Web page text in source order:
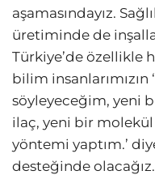
aşamasındayız.
üretiminde de
Türkiye’de özellikle
bilim insanlarımızın
söyleyeceğim, yeni
ilaç, yeni bir
yöntemi yaptım.’
desteğinde